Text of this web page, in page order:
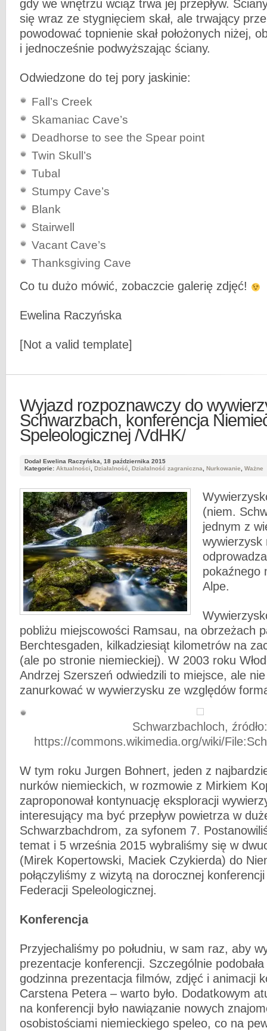
gdy we wnętrzu wciąż trwa jej przepływ.
się wraz ze stygnięciem skał, ale trwający
powodować topnienie skał położonych niżej,
i jednocześnie podwyższając ściany.
Odwiedzone do tej pory jaskinie:
Fall’s Creek
Skamaniac Cave’s
Deadhorse to see the Spear point
Twin Skull’s
Tubal
Stumpy Cave’s
Blank
Stairwell
Vacant Cave’s
Thanksgiving Cave
Co tu dużo mówić, zobaczcie galerię zdjęć!
Ewelina Raczyńska
[Not a valid template]
Wyjazd rozpoznawczy do
Schwarzbach, konferencja
Speleologicznej /VdHK/
Dodał Ewelina Raczyńska, 18 października 2015
Kategorie: Aktualności, Działalność, Działalność zagraniczna, Nurkowanie, Ważne
(niem.
jednym z
wywierzysk
pokaźnego
Alpe.
pobliżu miejscowości Ramsau, na obrzeżach
Berchtesgaden, kilkadziesiąt kilometrów na
(ale po stronie niemieckiej). W 2003 roku
Andrzej Szerszeń odwiedzili to miejsce, ale nie
zanurkować w wywierzysku ze względów
Schwarzbachloch, źródło:
https://commons.wikimedia.org/wiki/
W tym roku Jurgen Bohnert, jeden z
nurków niemieckich, w rozmowie z Mirkiem
zaproponował kontynuację eksploracji
interesujący ma być przepływ powietrza w
Schwarzbachdrom, za syfonem 7.
temat i 5 września 2015 wybraliśmy się w
(Mirek Kopertowski, Maciek Czykierda) do
połączyliśmy z wizytą na dorocznej
Federacji Speleologicznej.
Konferencja
Przyjechaliśmy po południu, w sam raz, aby
prezentacje konferencji. Szczególnie
godzinna prezentacja filmów, zdjęć i animacji
Carstena Petera – warto było. Dodatkowym
na konferencji było nawiązanie nowych
osobistościami niemieckiego speleo, co na